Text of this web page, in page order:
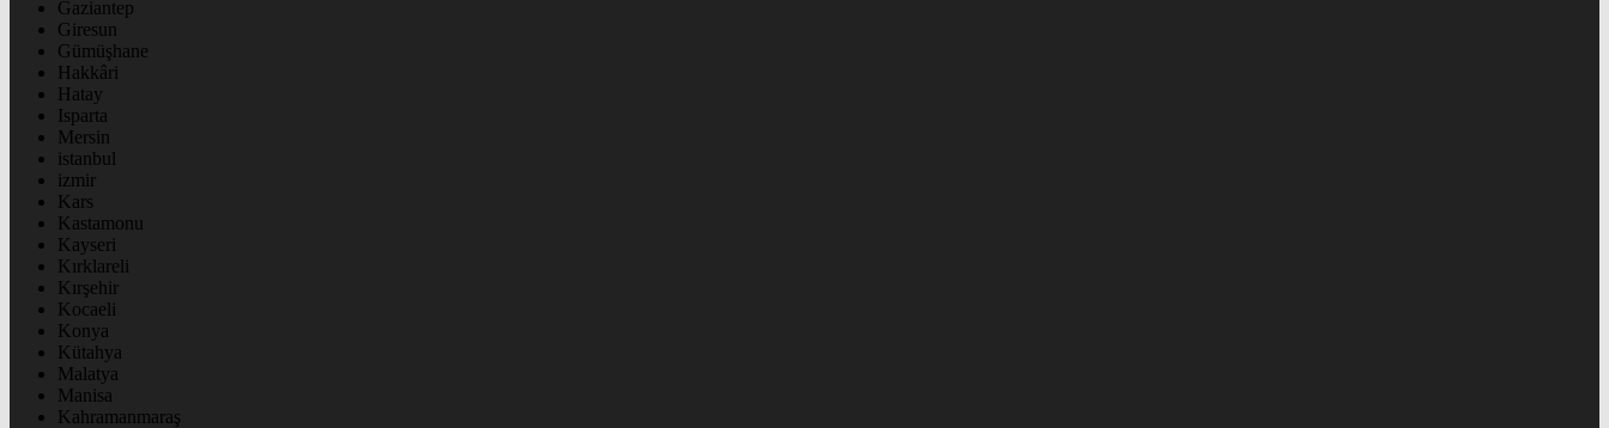
Gaziantep
Giresun
Gümüşhane
Hakkâri
Hatay
Isparta
Mersin
istanbul
izmir
Kars
Kastamonu
Kayseri
Kırklareli
Kırşehir
Kocaeli
Konya
Kütahya
Malatya
Manisa
Kahramanmaraş